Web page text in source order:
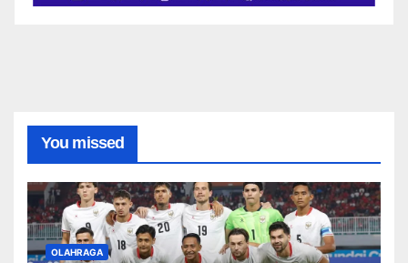
You missed
OLAHRAGA